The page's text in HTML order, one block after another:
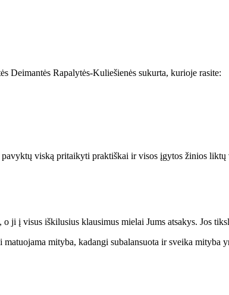
Deimantės Rapalytės-Kuliešienės sukurta, kurioje rasite:
viską pritaikyti praktiškai ir visos įgytos žinios
į visus iškilusius klausimus mielai Jums atsakys. Jos
mityba, kadangi subalansuota ir sveika mityba